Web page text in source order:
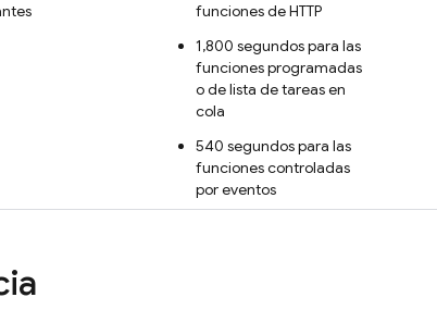
funciones de HTTP
1,800 segundos para las
funciones programadas
o de lista de tareas en
cola
540 segundos para las
funciones controladas
por eventos